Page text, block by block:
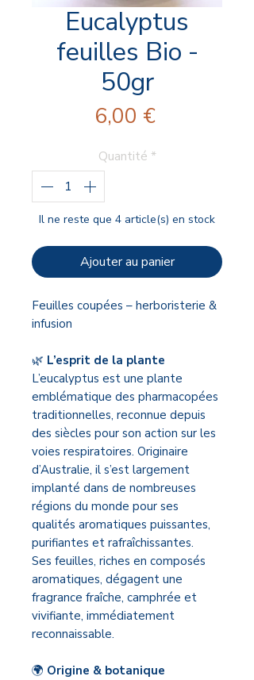
Eucalyptus
feuilles Bio -
50gr
6,00 €Prix
Quantité *
Il ne reste que 4 article(s) en stock
Ajouter au panier
Feuilles coupées – herboristerie &
infusion
🌿 L’esprit de la plante
L’eucalyptus est une plante
emblématique des pharmacopées
traditionnelles, reconnue depuis
des siècles pour son action sur les
voies respiratoires. Originaire
d’Australie, il s’est largement
implanté dans de nombreuses
régions du monde pour ses
qualités aromatiques puissantes,
purifiantes et rafraîchissantes.
Ses feuilles, riches en composés
aromatiques, dégagent une
fragrance fraîche, camphrée et
vivifiante, immédiatement
reconnaissable.
🌍 Origine & botanique